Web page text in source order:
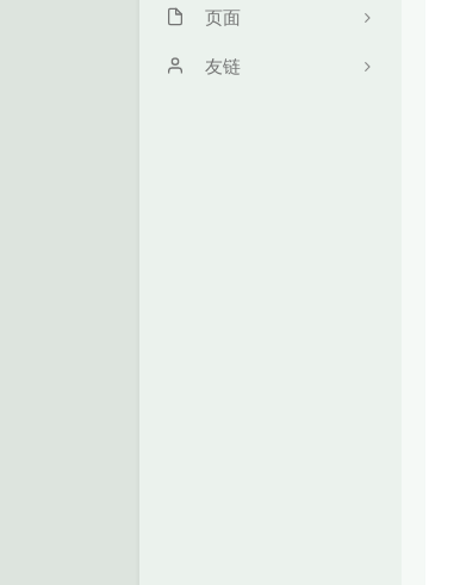
页面
关于友链